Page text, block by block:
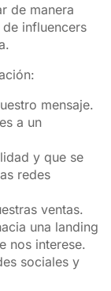
de manera
influencers
mensaje.
a un
y que se
redes
ventas.
una landing
nos interese.
sociales y